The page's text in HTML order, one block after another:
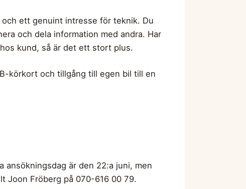
ett genuint intresse för teknik. Du
och dela information med andra. Har
kund, så är det ett stort plus.
körkort och tillgång till egen bil till en
ansökningsdag är den 22:a juni, men
Joon Fröberg på 070-616 00 79.